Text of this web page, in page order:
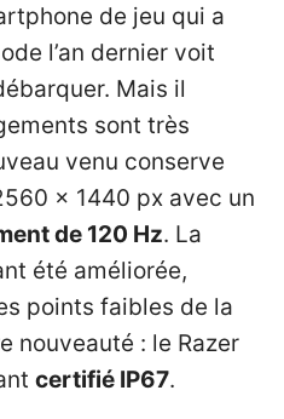
de jeu qui a
l’an dernier voit
Mais il
sont très
venu conserve
x 1440 px avec un
de 120 Hz. La
été améliorée,
points faibles de la
nouveauté : le Razer
certifié IP67.